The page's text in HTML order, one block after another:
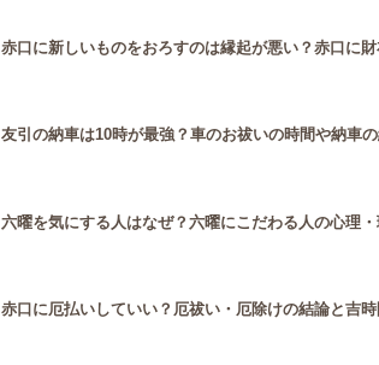
赤口に新しいものをおろすのは縁起が悪い？赤口に
友引の納車は10時が最強？車のお祓いの時間や納車
六曜を気にする人はなぜ？六曜にこだわる人の心理
赤口に厄払いしていい？厄祓い・厄除けの結論と吉